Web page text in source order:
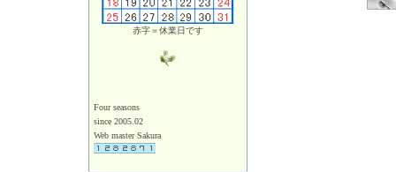
赤字＝休業日です
Four seasons
since 2005.02
Web master Sakura